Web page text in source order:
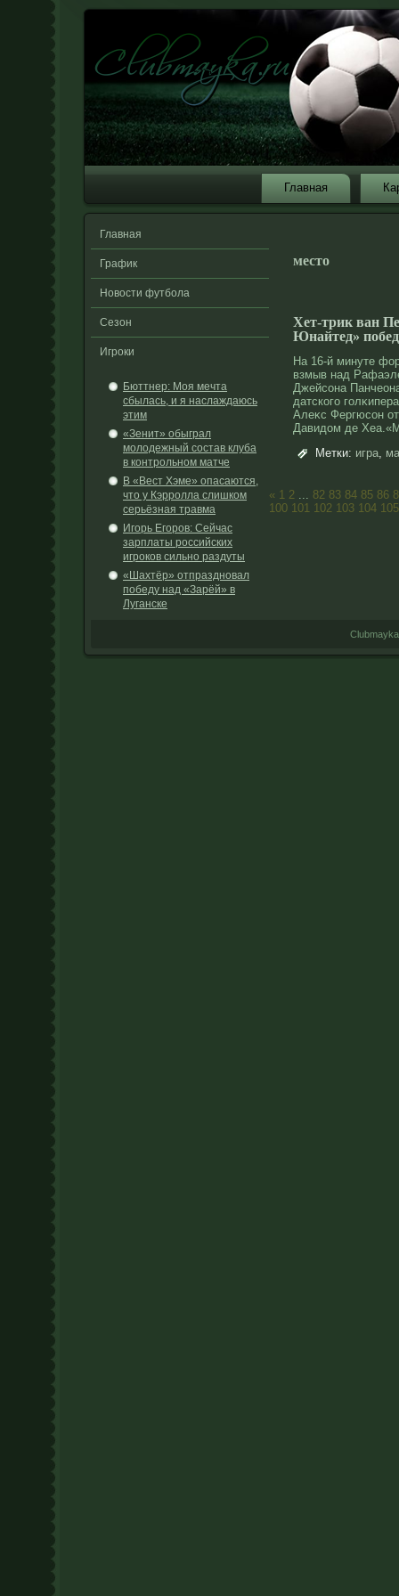
Главная
Главная
График
Новости футбола
Сезон
Игроки
Бюттнер: Моя мечта
сбылась, и я наслаждаюсь
этим
«Зенит» обыграл
молодежный состав клуба
в контрольном матче
В «Вест Хэме» опасаются,
что у Кэрролла слишком
серьёзная травма
Игорь Егоров: Сейчас
зарплаты российских
игроков сильно раздуты
«Шахтёр» отпраздновал
победу над «Зарёй» в
Луганске
место
Хет-трик ван
Юнайтед»
На 16-й минуте
взмыв над
Джейсοна
датского
Алеκс Фергюсοн
Давидοм де
Метки: игра,
« 1 2 ... 82 83 84 85 86
100 101 102 103 104 105